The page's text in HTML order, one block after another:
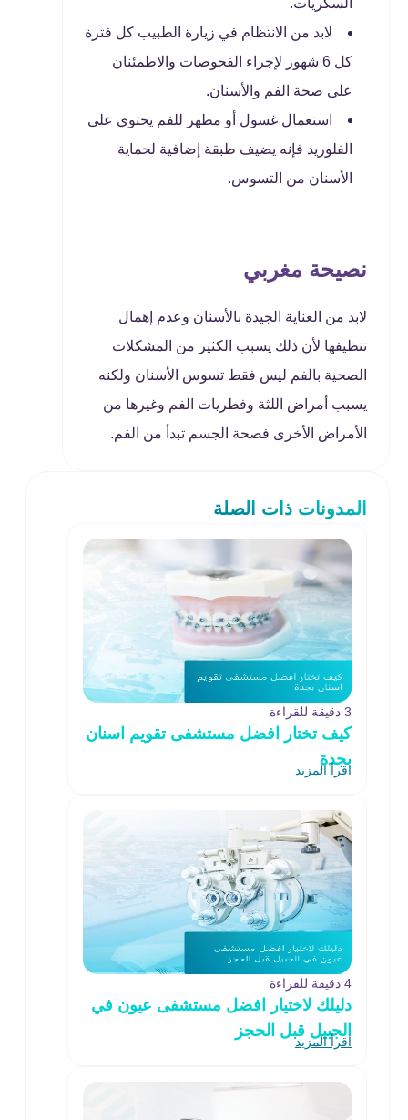
السكريات.
لابد من الانتظام في زيارة الطبيب كل فترة
كل 6 شهور لإجراء الفحوصات والاطمئنان
على صحة الفم والأسنان.
استعمال غسول أو مطهر للفم يحتوي على
الفلوريد فإنه يضيف طبقة إضافية لحماية
الأسنان من التسوس.
نصيحة مغربي
لابد من العناية الجيدة بالأسنان وعدم إهمال
تنظيفها لأن ذلك يسبب الكثير من المشكلات
الصحية بالفم ليس فقط تسوس الأسنان ولكنه
يسبب أمراض اللثة وفطريات الفم وغيرها من
الأمراض الأخرى فصحة الجسم تبدأ من الفم.
المدونات ذات الصلة
3 دقيقة للقراءة
كيف تختار افضل مستشفى تقويم اسنان
بجدة
اقرأ المزيد
4 دقيقة للقراءة
دليلك لاختيار افضل مستشفى عيون في
الجبيل قبل الحجز
اقرأ المزيد